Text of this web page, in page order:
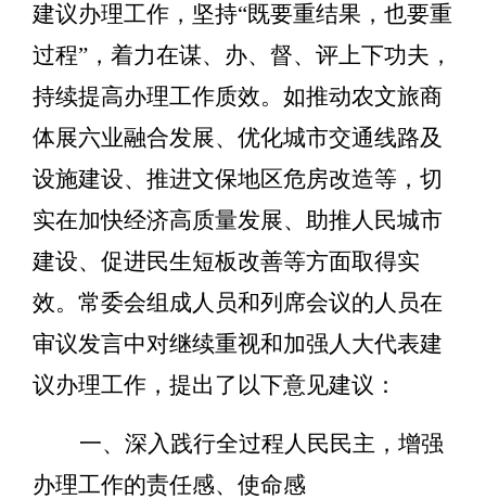
建议办理工作，坚持“既要重结果，也要重
过程” ，着力在谋、办、督、评上下功夫，
持续提高办理工作质效。如推动农文旅商
体展六业融合发展、优化城市交通线路及
设施建设、推进文保地区危房改造等，切
实在加快经济高质量发展、助推人民城市
建设、促进民生短板改善等方面取得实
效。常委会组成人员和列席会议的人员在
审议发言中对继续重视和加强人大代表建
议办理工作，提出了以下意见建议：
一、深入践行全过程人民民主，增强
办理工作的责任感、使命感